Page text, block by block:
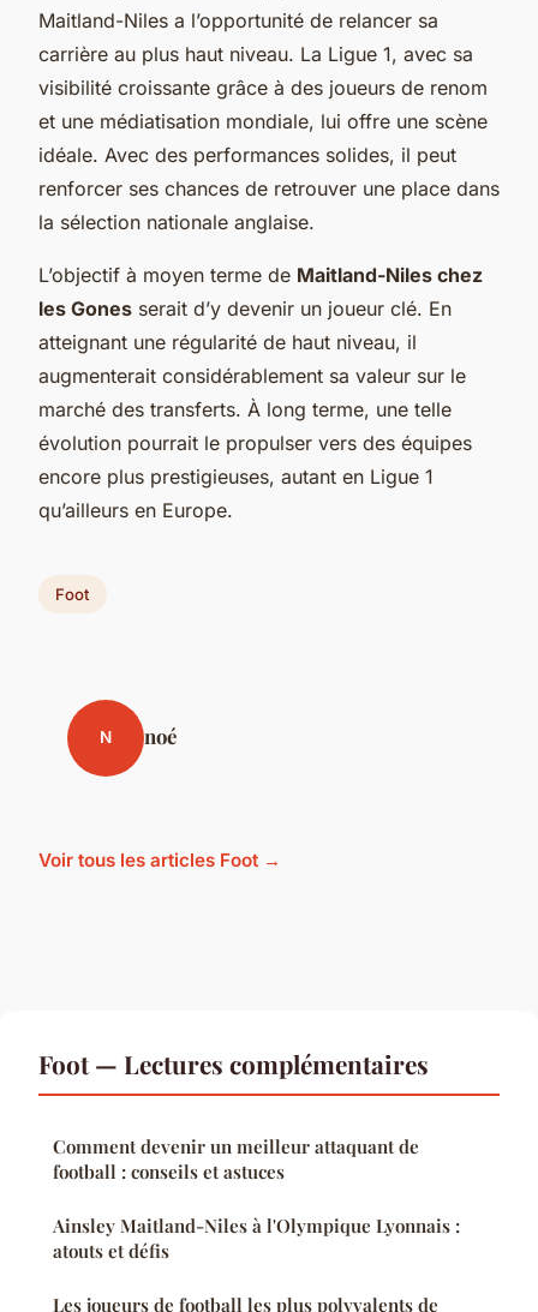
Maitland-Niles a l’opportunité de relancer sa
carrière au plus haut niveau. La Ligue 1, avec sa
visibilité croissante grâce à des joueurs de renom
et une médiatisation mondiale, lui offre une scène
idéale. Avec des performances solides, il peut
renforcer ses chances de retrouver une place dans
la sélection nationale anglaise.
L’objectif à moyen terme de Maitland-Niles chez
les Gones serait d’y devenir un joueur clé. En
atteignant une régularité de haut niveau, il
augmenterait considérablement sa valeur sur le
marché des transferts. À long terme, une telle
évolution pourrait le propulser vers des équipes
encore plus prestigieuses, autant en Ligue 1
qu’ailleurs en Europe.
Foot
N noé
Voir tous les articles Foot →
Foot — Lectures complémentaires
Comment devenir un meilleur attaquant de
football : conseils et astuces
Ainsley Maitland-Niles à l'Olympique Lyonnais :
atouts et défis
Les joueurs de football les plus polyvalents de